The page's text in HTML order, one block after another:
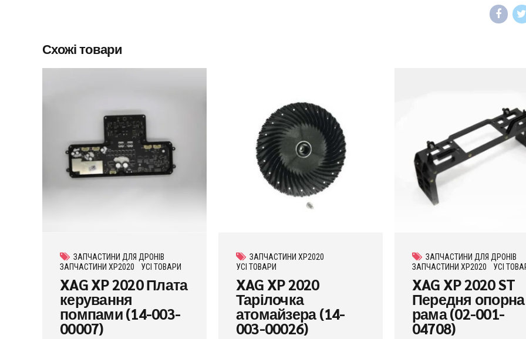
Схожі товари
ЗАПЧАСТИНИ ДЛЯ ДРОНІВ
ЗАПЧАСТИНИ XP2020
УСІ ТОВАРИ
XAG XP 2020 Плата
керування
помпами (14-003-
00007)
ЗАПЧАСТИНИ XP2020
УСІ ТОВАРИ
XAG XP 2020
Тарілочка
атомайзера (14-
003-00026)
ЗАПЧАСТИНИ ДЛЯ ДРОНІВ
ЗАПЧАСТИНИ XP2020
УСІ
XAG XP 2020 ST
Передня опорна
рама (02-001-
04708)